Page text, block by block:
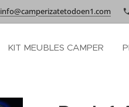
info@camperizatetodoen1.com
KIT MEUBLES CAMPER